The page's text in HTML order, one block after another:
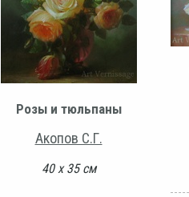
Розы и тюльпаны
Акопов С.Г.
40 х 35 см